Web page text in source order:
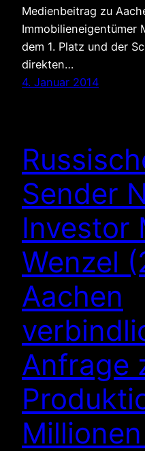
Medienbeitrag zu
Immobilieneigentümer
dem 1. Platz und der
direkten…
4. Januar 2014
Sender
Investor
Wenzel
Aachen
Anfrage